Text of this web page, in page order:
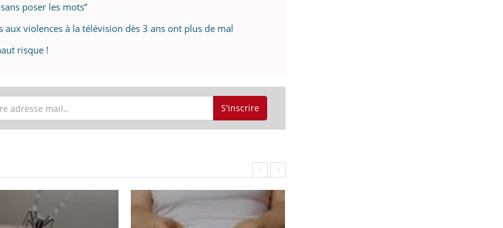
poser les mots”
aux violences à la télévision dès 3 ans ont plus de mal
risque !
S'inscrire